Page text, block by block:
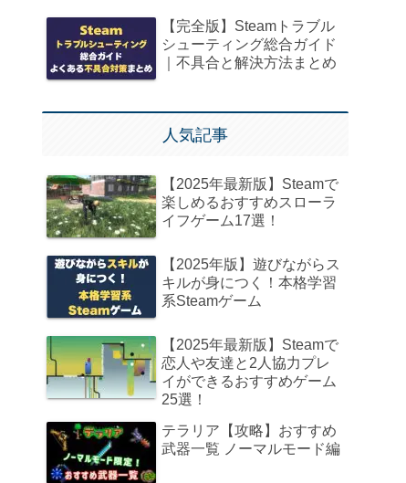
【完全版】Steamトラブル
シューティング総合ガイド
｜不具合と解決方法まとめ
人気記事
【2025年最新版】Steamで
楽しめるおすすめスローラ
イフゲーム17選！
【2025年版】遊びながらス
キルが身につく！本格学習
系Steamゲーム
【2025年最新版】Steamで
恋人や友達と2人協力プレ
イができるおすすめゲーム
25選！
テラリア【攻略】おすすめ
武器一覧 ノーマルモード編